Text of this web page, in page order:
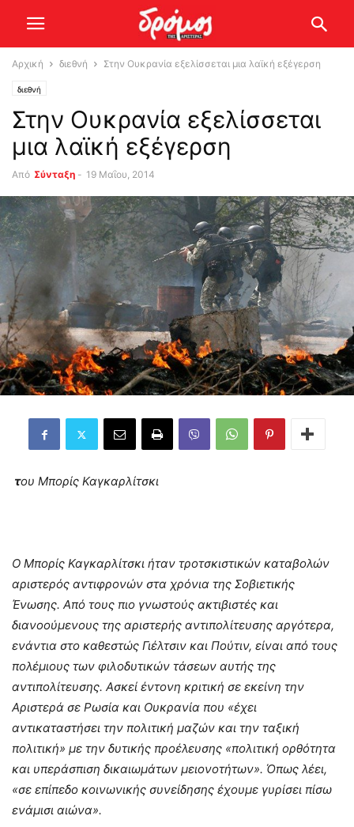
Αρχική διεθνή Στην Ουκρανία εξελίσσεται μια λαϊκή εξέγερση
διεθνή
Στην Ουκρανία εξελίσσεται
μια λαϊκή εξέγερση
Από Σύνταξη - 19 Μαΐου, 2014
του Μπορίς Καγκαρλίτσκι
Ο Μπορίς Καγκαρλίτσκι ήταν τροτσκιστικών καταβολών
αριστερός αντιφρονών στα χρόνια της Σοβιετικής
Ένωσης. Από τους πιο γνωστούς ακτιβιστές και
διανοούμενους της αριστερής αντιπολίτευσης αργότερα,
ενάντια στο καθεστώς Γιέλτσιν και Πούτιν, είναι από τους
πολέμιους των φιλοδυτικών τάσεων αυτής της
αντιπολίτευσης. Ασκεί έντονη κριτική σε εκείνη την
Αριστερά σε Ρωσία και Ουκρανία που «έχει
αντικαταστήσει την πολιτική μαζών και την ταξική
πολιτική» με την δυτικής προέλευσης «πολιτική ορθότητα
και υπεράσπιση δικαιωμάτων μειονοτήτων». Όπως λέει,
«σε επίπεδο κοινωνικής συνείδησης έχουμε γυρίσει πίσω
ενάμισι αιώνα».